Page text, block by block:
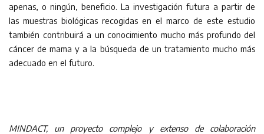
apenas, o ningún, beneficio. La investigación futura a partir de
las muestras biológicas recogidas en el marco de este estudio
también contribuirá a un conocimiento mucho más profundo del
cáncer de mama y a la búsqueda de un tratamiento mucho más
adecuado en el futuro.
MINDACT, un proyecto complejo y extenso de colaboración